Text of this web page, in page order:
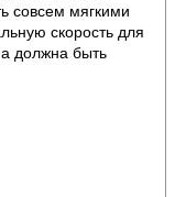
совсем мягкими
скорость для
должна быть